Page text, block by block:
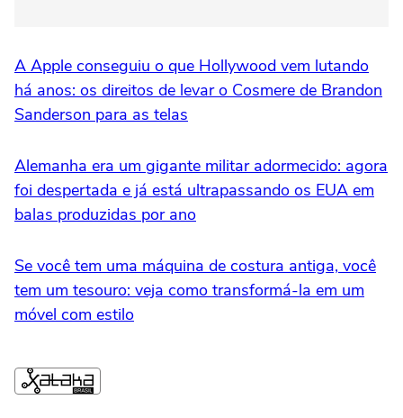
A Apple conseguiu o que Hollywood vem lutando
há anos: os direitos de levar o Cosmere de Brandon
Sanderson para as telas
Alemanha era um gigante militar adormecido: agora
foi despertada e já está ultrapassando os EUA em
balas produzidas por ano
Se você tem uma máquina de costura antiga, você
tem um tesouro: veja como transformá-la em um
móvel com estilo